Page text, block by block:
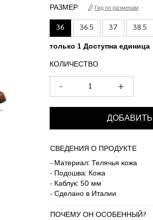
РАЗМЕР
Гид по размерам
36 36.5 37 38.5
только 1 Доступна единица
КОЛИЧЕСТВО
+
-
СВЕДЕНИЯ О ПРОДУКТЕ
- Материал: Телячья кожа
- Подошва: Кожа
- Каблук: 50 мм
- Сделано в Италии
ПОЧЕМУ ОН ОСОБЕННЫЙ?